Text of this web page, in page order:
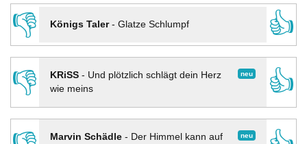
👎
Königs Taler- Glatze Schlumpf
👍
👎
neu
KRiSS- Und plötzlich schlägt dein Herz
wie meins
👍
neu
Marvin Schädle- Der Himmel kann auf